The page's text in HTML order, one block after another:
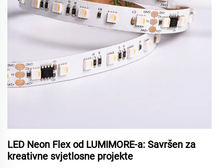
LED Neon Flex od LUMIMORE-a: Savršen za
kreativne svjetlosne projekte